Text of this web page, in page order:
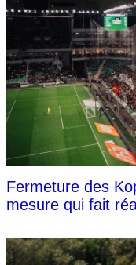
Fermeture des
mesure qui fait